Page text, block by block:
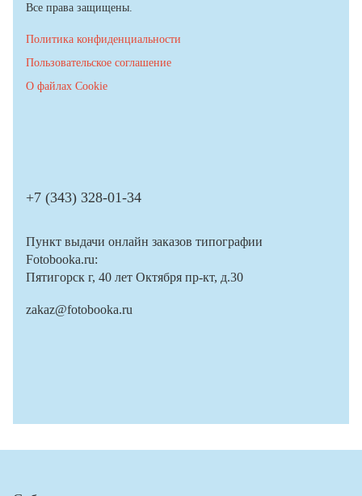
Все права защищены.
Политика конфиденциальности
Пользовательское соглашение
О файлах Cookie
+7 (343) 328-01-34
Пункт выдачи онлайн заказов типографии
Fotobooka.ru:
Пятигорск г, 40 лет Октября пр-кт, д.30
zakaz@fotobooka.ru